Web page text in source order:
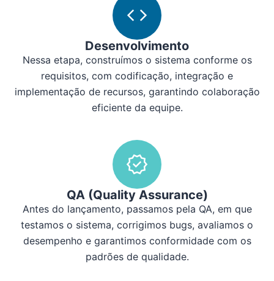
Desenvolvimento
Nessa etapa, construímos o sistema conforme os
requisitos, com codificação, integração e
implementação de recursos, garantindo colaboração
eficiente da equipe.
QA (Quality Assurance)
Antes do lançamento, passamos pela QA, em que
testamos o sistema, corrigimos bugs, avaliamos o
desempenho e garantimos conformidade com os
padrões de qualidade.